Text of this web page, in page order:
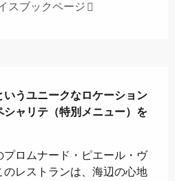
スブックページ
いうユニークなロケーション
ャリテ（特別メニュー）を
プロムナード・ピエール・ヴ
のレストランは、海辺の心地